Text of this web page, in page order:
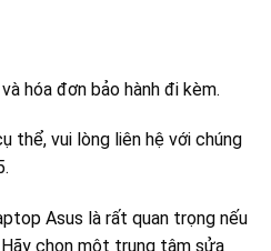
hóa đơn bảo hành đi kèm.
thể, vui lòng liên hệ với chúng
Asus là rất quan trọng nếu
chọn một trung tâm sửa